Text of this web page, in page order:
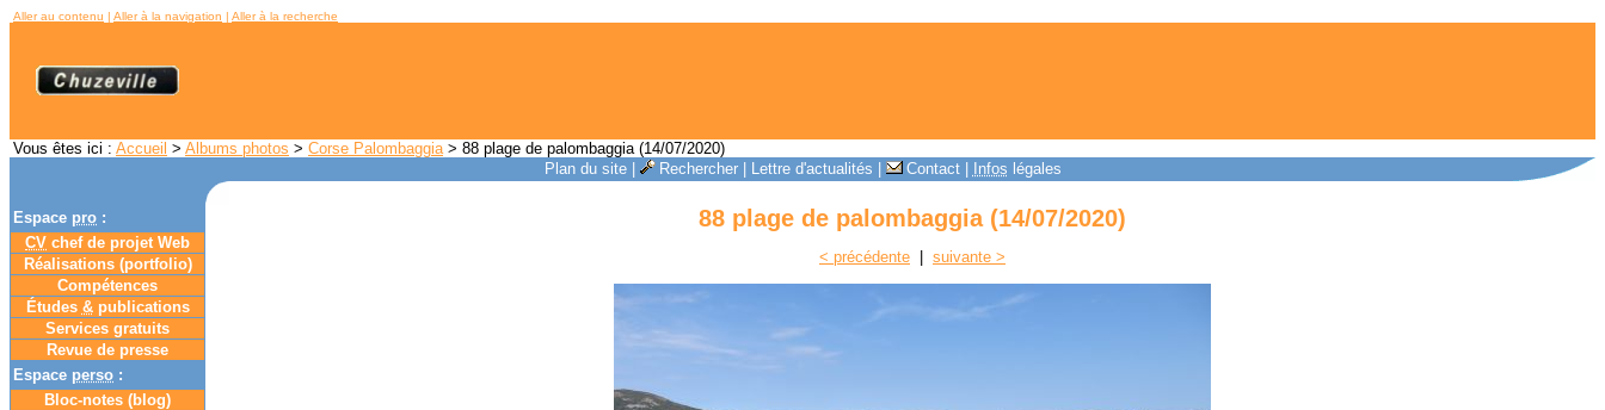
Aller au contenu | Aller à la navigation | Aller à la recherche
Vous êtes ici : Accueil > Albums photos > Corse Palombaggia> 88 plage de palombaggia (14/07/2020)
Plan du site| Rechercher| Lettre d'actualités Contact| Infos légales
Espace pro :
CV chef de projet Web
Réalisations (portfolio)
Compétences
Études &publications
Services gratuits
Revue de presse
Espace perso :
Bloc-notes (blog)
88 plage de palombaggia (14/07/2020)
< précédente suivante >